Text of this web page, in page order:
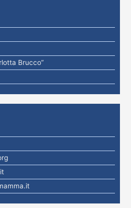
Brucco”